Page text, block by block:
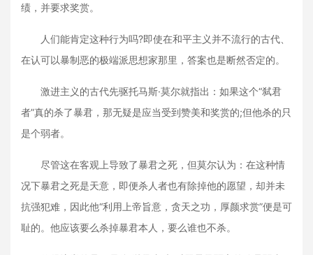
绩，并要求奖赏。
人们能肯定这种行为吗?即使在和平主义并不流行的古代、
在认可以暴制恶的极端派思想家那里，答案也是断然否定的。
激进主义的古代先驱托马斯·莫尔就指出：如果这个“弑君
者”真的杀了暴君，那无疑是应当受到赞美和奖赏的;但他杀的只
是个弱者。
尽管这在客观上导致了暴君之死，但莫尔认为：在这种情
况下暴君之死是天意，即便杀人者也有除掉他的愿望，却并未
抗强犯难，因此他“利用上帝旨意，贪天之功，厚颜求赏”便是可
耻的。他应该要么杀掉暴君本人，要么谁也不杀。